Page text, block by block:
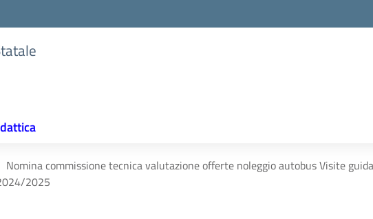
Nomina commissione tecnica valutazione offerte noleggio autobus Visite
2025